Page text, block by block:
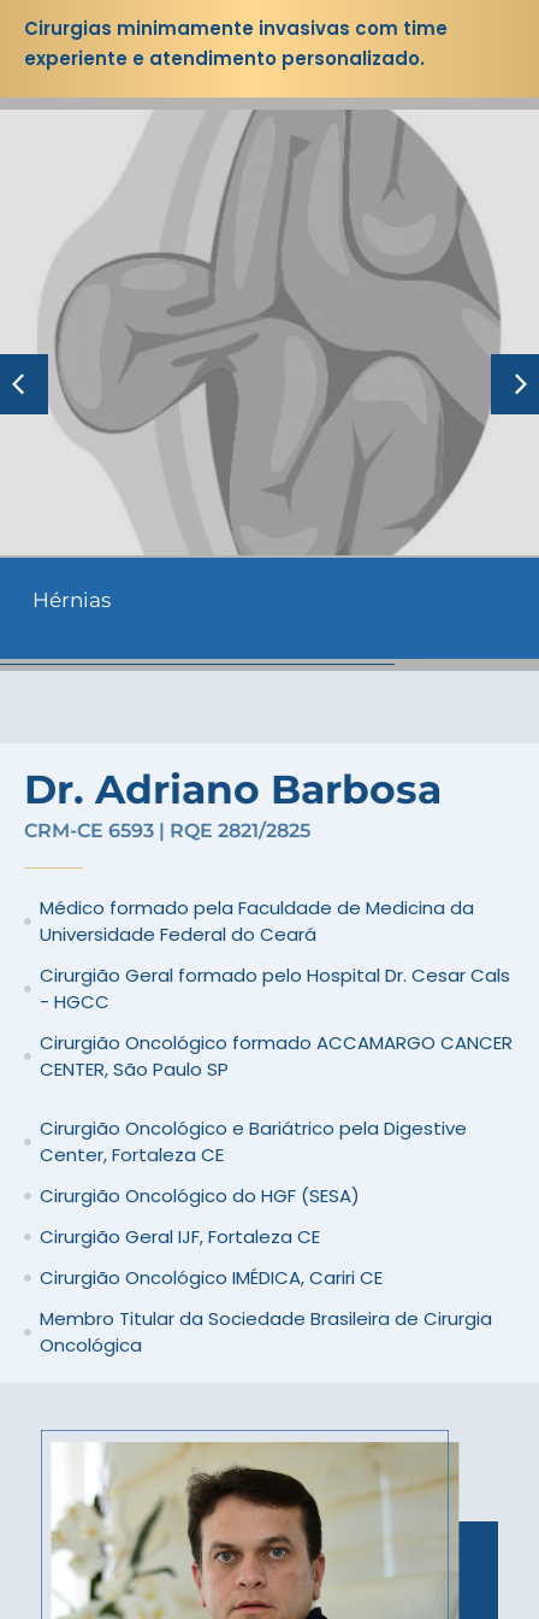
Cirurgias minimamente invasivas com time
experiente e atendimento personalizado.
Hérnias
Dr. Adriano Barbosa
CRM-CE 6593 | RQE 2821/2825
Médico formado pela Faculdade de Medicina da
Universidade Federal do Ceará
Cirurgião Geral formado pelo Hospital Dr. Cesar Cals
- HGCC
Cirurgião Oncológico formado ACCAMARGO CANCER
CENTER, São Paulo SP
Cirurgião Oncológico e Bariátrico pela Digestive
Center, Fortaleza CE
Cirurgião Oncológico do HGF (SESA)
Cirurgião Geral IJF, Fortaleza CE
Cirurgião Oncológico IMÉDICA, Cariri CE
Membro Titular da Sociedade Brasileira de Cirurgia
Oncológica